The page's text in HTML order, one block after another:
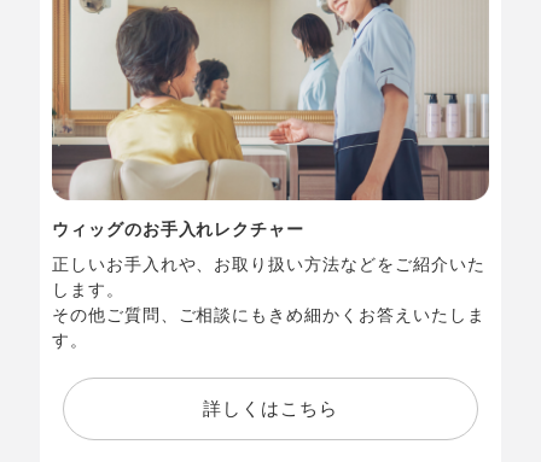
ウィッグのお手入れレクチャー
正しいお手入れや、お取り扱い方法などをご紹介いた
します。
その他ご質問、ご相談にもきめ細かくお答えいたしま
す。
詳しくはこちら